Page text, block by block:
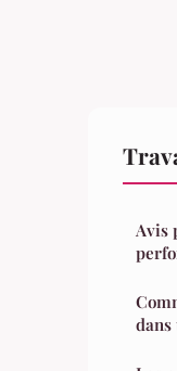
Avis
dans